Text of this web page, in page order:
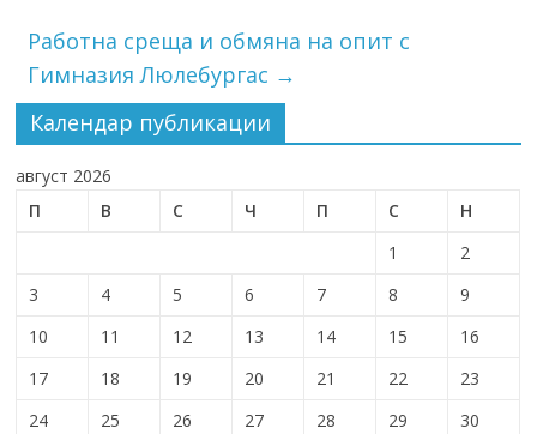
Работна среща и обмяна на опит с
Гимназия Люлебургас →
Календар публикации
август 2026
П
В С Ч П С
Н
1
2
3
4 5 6 7 8
9
10
11 12 13 14 15
16
17
18 19 20 21 22
23
24
25 26 27 28 29
30